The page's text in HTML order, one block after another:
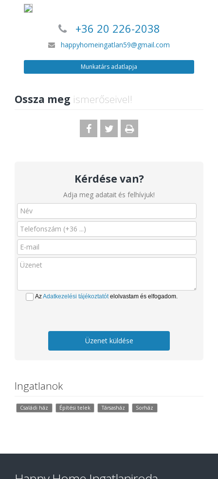
+36 20 226-2038
happyhomeingatlan59@gmail.com
Munkatárs adatlapja
Ossza meg ismerőseivel!
Kérdése van?
Adja meg adatait és felhívjuk!
AzAdatkezelési tájékoztatótelolvastam és elfogadom.
Üzenet küldése
Ingatlanok
Családi ház Építési telek Társasház Sorház